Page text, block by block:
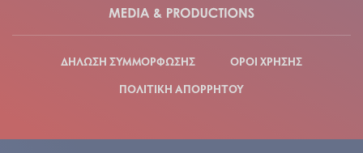
ΔΗΛΩΣΗ ΣΥΜΜΟΡΦΩΣΗΣ
ΟΡΟΙ ΧΡΗΣΗΣ
ΠΟΛΙΤΙΚΗ ΑΠΟΡΡΗΤΟΥ